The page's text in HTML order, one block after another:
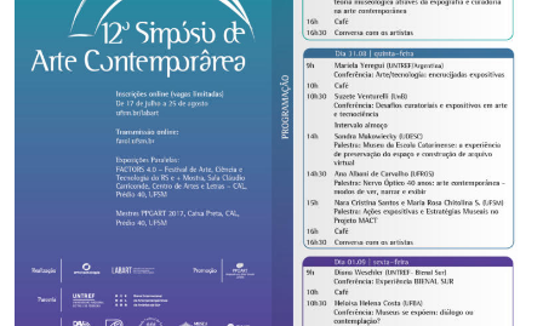
Ministério da Ciência, Tecnologia, Inovações e Comunicações
Ministério do Meio Ambiente
Ministério do Turismo
Ministério do Desenvolvimento Regional
Controladoria-Geral da União